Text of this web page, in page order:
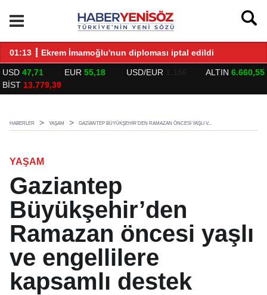
BULUŞTU
01:13 ┋ Ekrem İmamoğlu'nun diploması iptal edildi
USD 47,71 EUR 55,18 USD/EUR ALTIN 6.660,55
BİST 13.779,39
HABERLER YAŞAM GAZIANTEP BÜYÜKŞEHIR’DEN RAMAZAN ÖNCESI YAŞLI V...
YAŞAM
Gaziantep
Büyükşehir’den
Ramazan öncesi yaşlı
ve engellilere
kapsamlı destek